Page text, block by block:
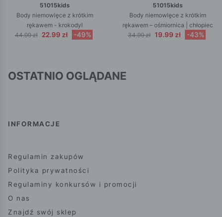
51015kids
Body niemowlęce z krótkim
rękawem - krokodyl
44.99 zł
22.99 zł -49%
51015kids
Body niemowlęce z krótkim
rękawem – ośmiornica | chłopiec
34.99 zł 19.99 zł -43%
OSTATNIO OGLĄDANE
INFORMACJE
Regulamin zakupów
Polityka prywatności
Regulaminy konkursów i promocji
O nas
Znajdź swój sklep